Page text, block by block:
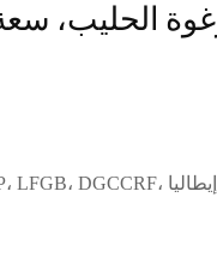
CE، CB، GS، EMC، ERP، LFGB، DGCCRF، إيطاليا